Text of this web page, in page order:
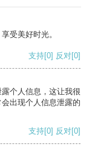
受美好时光。
支持[0] 反对[0]
个人信息，这让我很
出现个人信息泄露的
支持[0] 反对[0]